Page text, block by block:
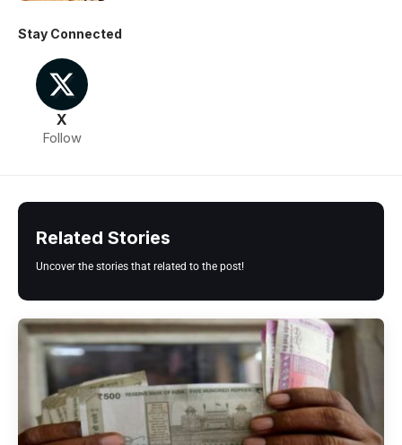
Stay Connected
X
Follow
Related Stories
Uncover the stories that related to the post!